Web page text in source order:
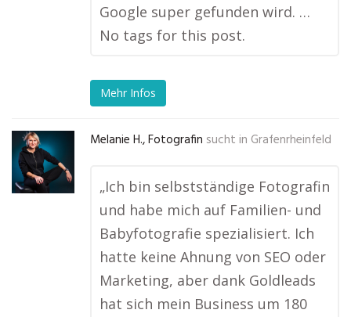
Google super gefunden wird. …
No tags for this post.
Mehr Infos
Melanie H., Fotografin sucht in Grafenrheinfeld
„Ich bin selbstständige Fotografin
und habe mich auf Familien- und
Babyfotografie spezialisiert. Ich
hatte keine Ahnung von SEO oder
Marketing, aber dank Goldleads
hat sich mein Business um 180